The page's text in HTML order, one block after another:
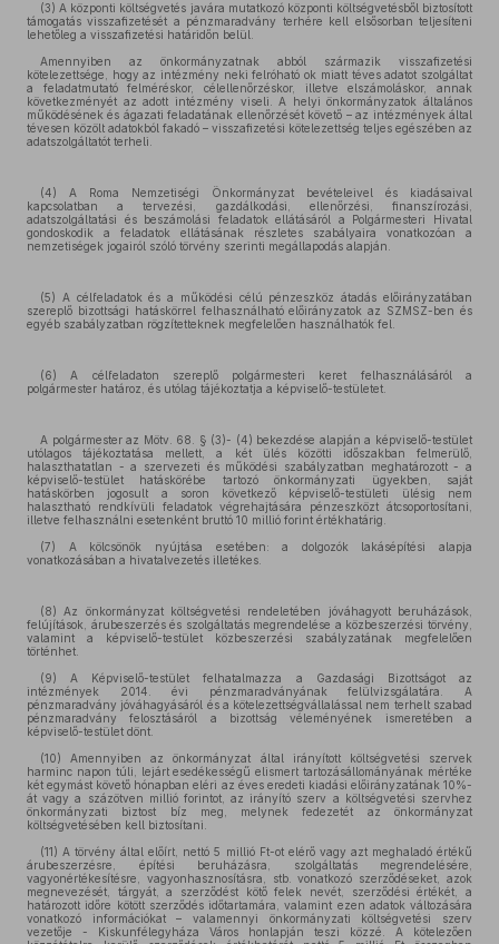
(3) A központi költségvetés javára mutatkozó központi költségvetésből biztosított
támogatás visszafizetését a pénzmaradvány terhére kell elsősorban teljesíteni
lehetőleg a visszafizetési határidőn belül.
Amennyiben az önkormányzatnak abból származik visszafizetési
kötelezettsége, hogy az intézmény neki felróható ok miatt téves adatot szolgáltat
a feladatmutató felméréskor, célellenőrzéskor, illetve elszámoláskor, annak
következményét az adott intézmény viseli. A helyi önkormányzatok általános
működésének és ágazati feladatának ellenőrzését követő – az intézmények által
tévesen közölt adatokból fakadó – visszafizetési kötelezettség teljes egészében az
adatszolgáltatót terheli.
(4) A Roma Nemzetiségi Önkormányzat bevételeivel és kiadásaival
kapcsolatban a tervezési, gazdálkodási, ellenőrzési, finanszírozási,
adatszolgáltatási és beszámolási feladatok ellátásáról a Polgármesteri Hivatal
gondoskodik a feladatok ellátásának részletes szabályaira vonatkozóan a
nemzetiségek jogairól szóló törvény szerinti megállapodás alapján.
(5) A célfeladatok és a működési célú pénzeszköz átadás előirányzatában
szereplő bizottsági hatáskörrel felhasználható előirányzatok az SZMSZ-ben és
egyéb szabályzatban rögzítetteknek megfelelően használhatók fel.
(6) A célfeladaton szereplő polgármesteri keret felhasználásáról a
polgármester határoz, és utólag tájékoztatja a képviselő-testületet.
A polgármester az Mötv. 68. § (3)- (4) bekezdése alapján a képviselő-testület
utólagos tájékoztatása mellett, a két ülés közötti időszakban felmerülő,
halaszthatatlan - a szervezeti és működési szabályzatban meghatározott - a
képviselő-testület hatáskörébe tartozó önkormányzati ügyekben, saját
hatáskörben jogosult a soron következő képviselő-testületi ülésig nem
halasztható rendkívüli feladatok végrehajtására pénzeszközt átcsoportosítani,
illetve felhasználni esetenként bruttó 10 millió forint értékhatárig.
(7) A kölcsönök nyújtása esetében: a dolgozók lakásépítési alapja
vonatkozásában a hivatalvezetés illetékes.
(8) Az önkormányzat költségvetési rendeletében jóváhagyott beruházások,
felújítások, árubeszerzés és szolgáltatás megrendelése a közbeszerzési törvény,
valamint a képviselő-testület közbeszerzési szabályzatának megfelelően
történhet.
(9) A Képviselő-testület felhatalmazza a Gazdasági Bizottságot az
intézmények 2014. évi pénzmaradványának felülvizsgálatára. A
pénzmaradvány jóváhagyásáról és a kötelezettségvállalással nem terhelt szabad
pénzmaradvány felosztásáról a bizottság véleményének ismeretében a
képviselő-testület dönt.
(10) Amennyiben az önkormányzat által irányított költségvetési szervek
harminc napon túli, lejárt esedékességű elismert tartozásállományának mértéke
két egymást követő hónapban eléri az éves eredeti kiadási előirányzatának 10%-
át vagy a százötven millió forintot, az irányító szerv a költségvetési szervhez
önkormányzati biztost bíz meg, melynek fedezetét az önkormányzat
költségvetésében kell biztosítani.
(11) A törvény által előírt, nettó 5 millió Ft-ot elérő vagy azt meghaladó értékű
árubeszerzésre, építési beruházásra, szolgáltatás megrendelésére,
vagyonértékesítésre, vagyonhasznosításra, stb. vonatkozó szerződéseket, azok
megnevezését, tárgyát, a szerződést kötő felek nevét, szerződési értékét, a
határozott időre kötött szerződés időtartamára, valamint ezen adatok változására
vonatkozó információkat – valamennyi önkormányzati költségvetési szerv
vezetője - Kiskunfélegyháza Város honlapján teszi közzé. A kötelezően